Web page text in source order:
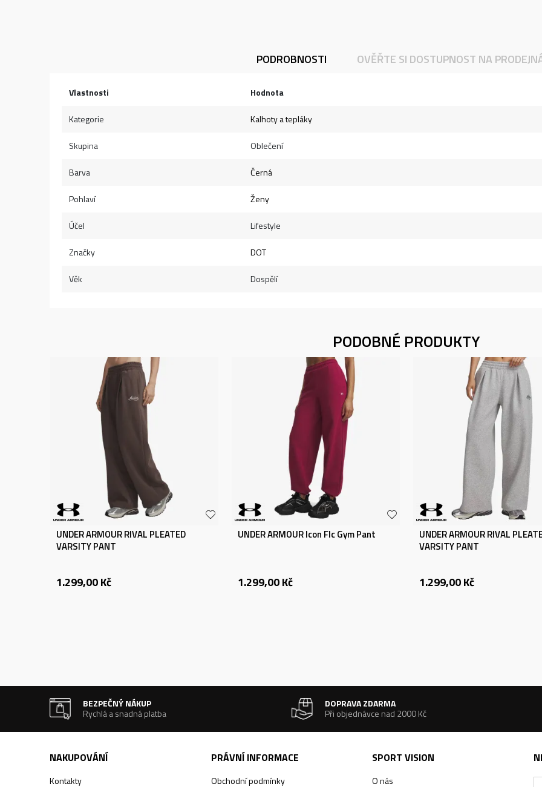
PODROBNOSTI OVĚŘTE SI DOSTUPNOST NA
Vlastnosti Hodnota
Kategorie Kalhoty a tepláky
Skupina Oblečení
Barva Černá
Pohlaví Ženy
Účel Lifestyle
Značky DOT
Věk Dospělí
PODOBNÉ PRODUKTY
UNDER ARMOUR RIVAL PLEATED
VARSITY PANT
1.299,00Kč
UNDER ARMOUR Icon Flc Gym Pant
1.299,00Kč
UNDER ARMOUR RIVAL
VARSITY PANT
1.299,00Kč
BEZPEČNÝ NÁKUP
Rychlá a snadná platba
DOPRAVA ZDARMA
Při objednávce nad 2000 Kč
NAKUPOVÁNÍ
Kontakty
PRÁVNÍ INFORMACE
Obchodní podmínky
SPORT VISION
O nás